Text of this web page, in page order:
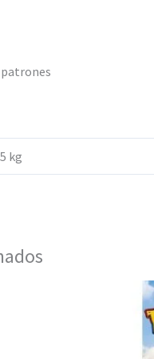
kg